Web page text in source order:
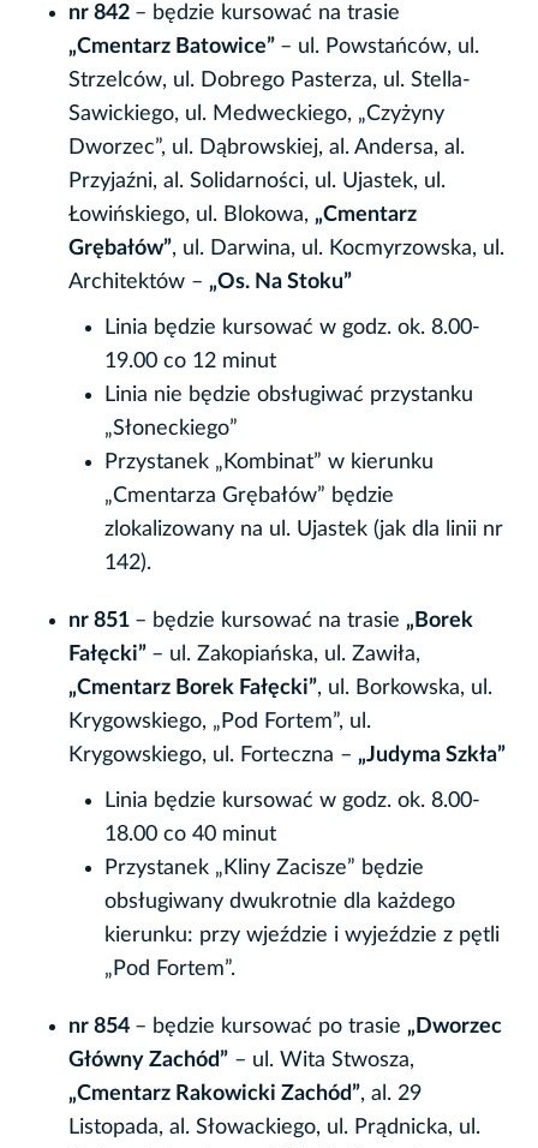
nr 842 – będzie kursować na trasie
„Cmentarz Batowice” – ul. Powstańców, ul.
Strzelców, ul. Dobrego Pasterza, ul. Stella-
Sawickiego, ul. Medweckiego, „Czyżyny
Dworzec”, ul. Dąbrowskiej, al. Andersa, al.
Przyjaźni, al. Solidarności, ul. Ujastek, ul.
Łowińskiego, ul. Blokowa, „Cmentarz
Grębałów”, ul. Darwina, ul. Kocmyrzowska, ul.
Architektów – „Os. Na Stoku”
Linia będzie kursować w godz. ok. 8.00-
19.00 co 12 minut
Linia nie będzie obsługiwać przystanku
„Słoneckiego”
Przystanek „Kombinat” w kierunku
„Cmentarza Grębałów” będzie
zlokalizowany na ul. Ujastek (jak dla linii nr
142).
nr 851 – będzie kursować na trasie „Borek
Fałęcki” – ul. Zakopiańska, ul. Zawiła,
„Cmentarz Borek Fałęcki”, ul. Borkowska, ul.
Krygowskiego, „Pod Fortem”, ul.
Krygowskiego, ul. Forteczna – „Judyma Szkła”
Linia będzie kursować w godz. ok. 8.00-
18.00 co 40 minut
Przystanek „Kliny Zacisze” będzie
obsługiwany dwukrotnie dla każdego
kierunku: przy wjeździe i wyjeździe z pętli
„Pod Fortem”.
nr 854 – będzie kursować po trasie „Dworzec
Główny Zachód” – ul. Wita Stwosza,
„Cmentarz Rakowicki Zachód”, al. 29
Listopada, al. Słowackiego, ul. Prądnicka, ul.